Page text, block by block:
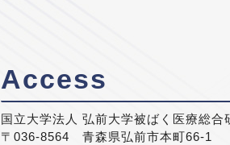
Access
国立大学法人 弘前大学被ばく医療総合
〒036-8564 青森県弘前市本町66-1